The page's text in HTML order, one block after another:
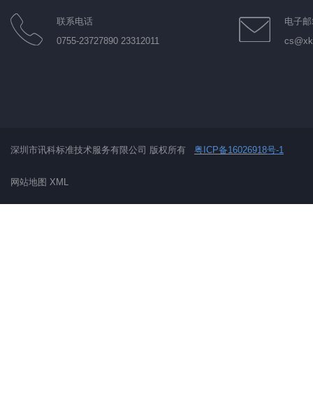
联系电话
0755-23727890 23312011
电子
深圳市讯科标准技术服务有限公司 版权所有 粤ICP备16026918号-1
网站地图 XML